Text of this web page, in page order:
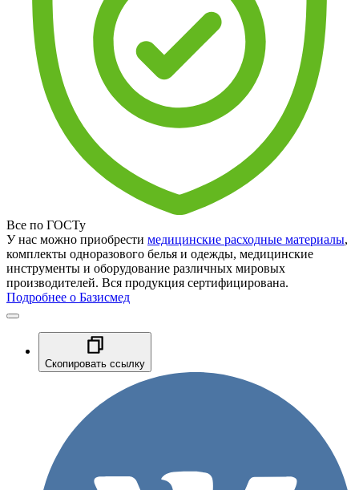
Все по ГОСТу
У нас можно приобрести медицинские расходные материалы,
комплекты одноразового белья и одежды, медицинские
инструменты и оборудование различных мировых
производителей. Вся продукция сертифицирована.
Подробнее о Базисмед
Скопировать ссылку